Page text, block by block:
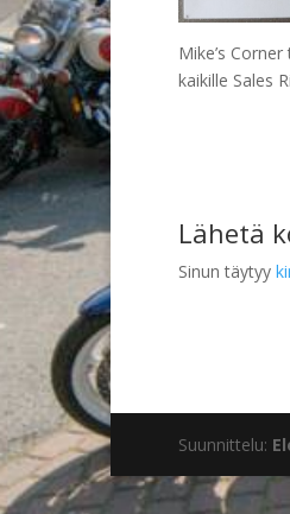
Mike’s
kaikille Sales
Lähetä
Sinun täytyy
Suunnittelu: